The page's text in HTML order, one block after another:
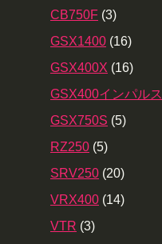
CB750F (3)
GSX1400 (16)
GSX400X (16)
GSX400インパルス
GSX750S (5)
RZ250 (5)
SRV250 (20)
VRX400 (14)
VTR (3)